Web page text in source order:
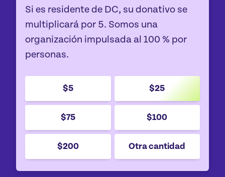
Si es residente de DC, su donativo se
multiplicará por 5. Somos una
organización impulsada al 100 % por
personas.
$5 $25
$75 $100
$200 Otra cantidad